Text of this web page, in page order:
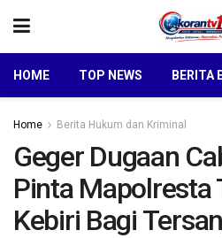
HOME TOP NEWS BERITA
Home Berita Hukum dan Kriminal
Geger Dugaan
Pinta Mapolresta
Kebiri Bagi